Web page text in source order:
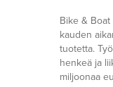
Bike & Boat
kauden
tuotetta.
henkeä ja
miljoonaa